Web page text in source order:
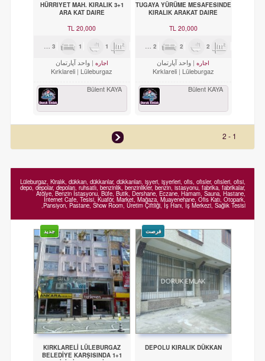
TUGAYA YÜRÜME MESAFESINDE
KIRALIK ARAKAT DAIRE
20,000 TL
2 2 2
اجاره
واحد آپارتمان
Kırklareli
Lüleburgaz
Bülent KAYA
HÜRRIYET MAH. KIRALIK 3+1
ARA KAT DAIRE
20,000 TL
3 1 1
اجاره
واحد آپارتمان
Kırklareli
Lüleburgaz
Bülent KAYA
1 - 2
Lüleburgaz, Kiralık, dükkan, dükkanlar, dükkanları, işyeri, işyerleri, ofis, ofisler, ofisleri, ofisi,
depo, depolar, depoları, ruhsatlı, benzinlik, benzinlikler, benzin, istasyonu, fabrika, fabrikalar,
Atölye, Benzin İstasyonu, Büfe, Butik, Dershane, Eczane, Hamam, Sauna, Hastane,
İnternet Cafe, Tesisi, Kuaför, Market, Mağaza, Muayenehane, Ofis Katı, Otopark,
Pansiyon, Pastane, Show Room, Üretim Çiftliği, İş Hanı, İş Merkezi, Sağlık Tesisi,
فرصت
DEPOLU KIRALIK DÜKKAN
جدید
KIRKLARELİ LÜLEBURGAZ
BELEDİYE KARŞISINDA 1+1